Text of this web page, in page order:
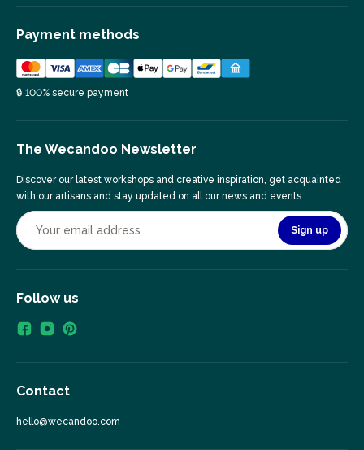
Payment methods
🔒 100% secure payment
The Wecandoo Newsletter
Discover our latest workshops and creative inspiration, get acquainted
with our artisans and stay updated on all our news and events.
Sign up
Follow us
Contact
hello@wecandoo.com